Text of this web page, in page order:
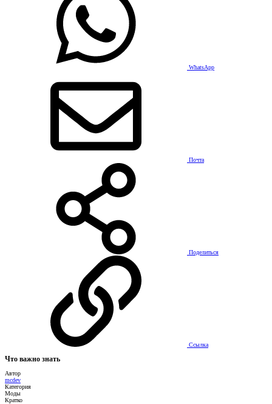
WhatsApp
Почта
Поделиться
Ссылка
Что важно знать
Автор
mcdev
Категория
Моды
Кратко